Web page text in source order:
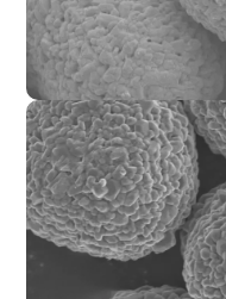
镍钴锰锂氧